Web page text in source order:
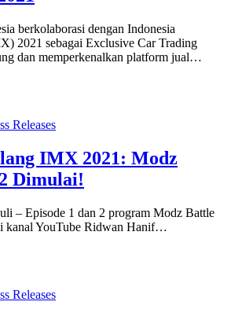
berkolaborasi dengan Indonesia
2021 sebagai Exclusive Car Trading
dan memperkenalkan platform jual…
Releases
IMX 2021: Modz
Dimulai!
– Episode 1 dan 2 program Modz Battle
kanal YouTube Ridwan Hanif…
Releases